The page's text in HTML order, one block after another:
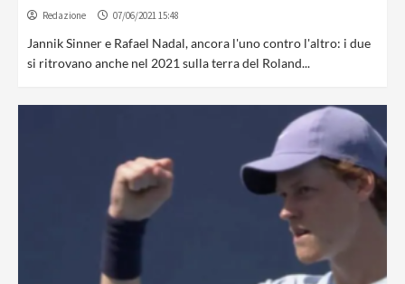
Redazione 07/06/2021 15:48
Jannik Sinner e Rafael Nadal, ancora l'uno contro l'altro: i due
si ritrovano anche nel 2021 sulla terra del Roland...